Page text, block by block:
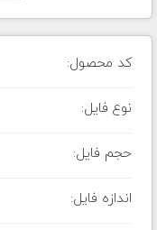
کد محصول:
نوع فایل:
حجم فایل:
اندازه فایل: